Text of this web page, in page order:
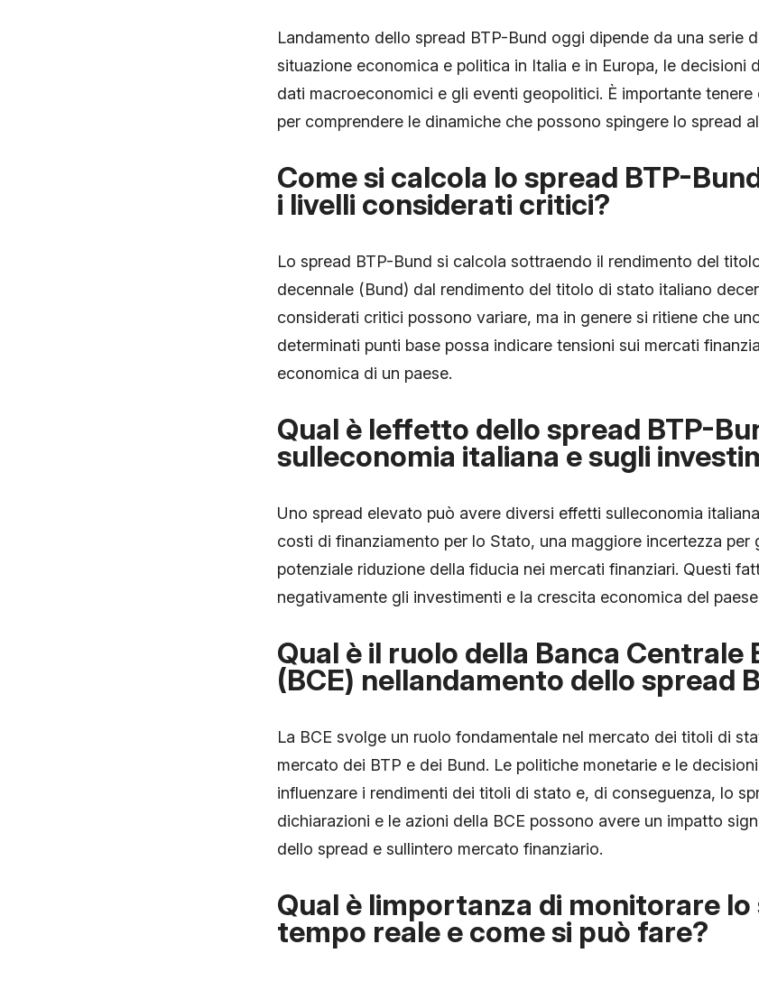
Landamento dello spread BTP-Bund oggi dipende da una serie
situazione economica e politica in Italia e in Europa, le decisioni
dati macroeconomici e gli eventi geopolitici. È importante
per comprendere le dinamiche che possono spingere lo spread
Come si calcola lo spread BTP-
i livelli considerati critici?
Lo spread BTP-Bund si calcola sottraendo il rendimento del
decennale (Bund) dal rendimento del titolo di stato italiano
considerati critici possono variare, ma in genere si ritiene che
determinati punti base possa indicare tensioni sui mercati
economica di un paese.
Qual è leffetto dello spread BTP-
sulleconomia italiana e sugli
Uno spread elevato può avere diversi effetti sulleconomia
costi di finanziamento per lo Stato, una maggiore incertezza per
potenziale riduzione della fiducia nei mercati finanziari. Questi
negativamente gli investimenti e la crescita economica del
Qual è il ruolo della Banca Centrale
(BCE) nellandamento dello spread
La BCE svolge un ruolo fondamentale nel mercato dei titoli di
mercato dei BTP e dei Bund. Le politiche monetarie e le
influenzare i rendimenti dei titoli di stato e, di conseguenza, lo
dichiarazioni e le azioni della BCE possono avere un impatto
dello spread e sullintero mercato finanziario.
Qual è limportanza di monitorare lo
tempo reale e come si può fare?